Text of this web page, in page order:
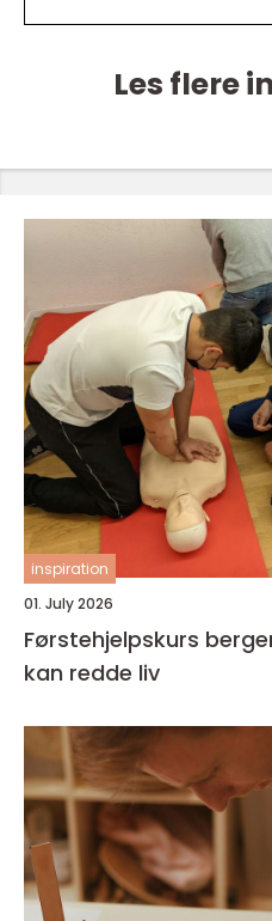
Les flere
inspiration
01. July 2026
Førstehjelpskurs bergen kunnskapen
kan redde liv